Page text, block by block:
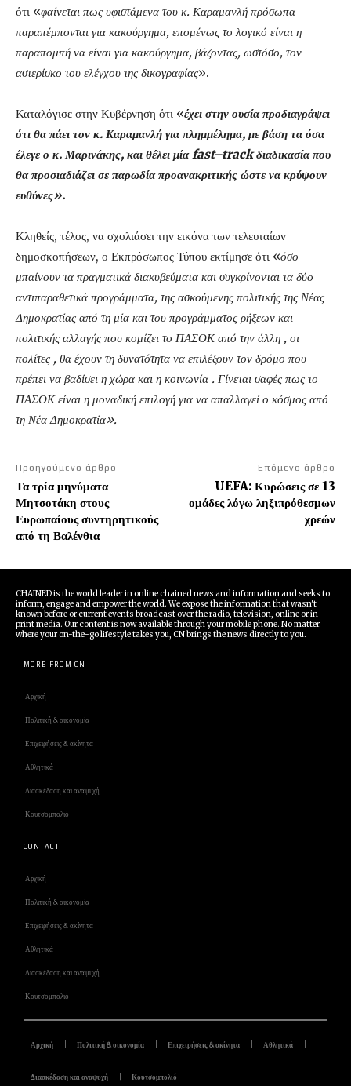
ότι «φαίνεται πως υφιστάμενα του κ. Καραμανλή πρόσωπα
παραπέμπονται για κακούργημα, επομένως το λογικό είναι η
παραπομπή να είναι για κακούργημα, βάζοντας, ωστόσο, τον
αστερίσκο του ελέγχου της δικογραφίας».
Καταλόγισε στην Κυβέρνηση ότι «έχει στην ουσία προδιαγράψει
ότι θα πάει τον κ. Καραμανλή για πλημμέλημα, με βάση τα όσα
έλεγε ο κ. Μαρινάκης, και θέλει μίαfast–trackδιαδικασία που
θα προσιαδιάζει σε παρωδία προανακριτικής ώστε να κρύψουν
ευθύνες».
Κληθείς, τέλος, να σχολιάσει την εικόνα των τελευταίων
δημοσκοπήσεων, ο Εκπρόσωπος Τύπου εκτίμησε ότι «όσο
μπαίνουν τα πραγματικά διακυβεύματα και συγκρίνονται τα δύο
αντιπαραθετικά προγράμματα, της ασκούμενης πολιτικής της Νέας
Δημοκρατίας από τη μία και του προγράμματος ρήξεων και
πολιτικής αλλαγής που κομίζει το ΠΑΣΟΚ από την άλλη , οι
πολίτες , θα έχουν τη δυνατότητα να επιλέξουν τον δρόμο που
πρέπει να βαδίσει η χώρα και η κοινωνία . Γίνεται σαφές πως το
ΠΑΣΟΚ είναι η μοναδική επιλογή για να απαλλαγεί ο κόσμος από
τη Νέα Δημοκρατία».
Προηγούμενο άρθρο
Τα τρία μηνύματα
Μητσοτάκη στους
Ευρωπαίους συντηρητικούς
από τη Βαλένθια
Επόμενο άρθρο
UEFA: Κυρώσεις σε 13
ομάδες λόγω ληξιπρόθεσμων
χρεών
CHAINED is the world leader in online chained news and information and seeks to
inform, engage and empower the world. We expose the information that wasn't
known before or current events broadcast over the radio, television, online or in
print media. Our content is now available through your mobile phone. No matter
where your on-the-go lifestyle takes you, CN brings the news directly to you.
MORE FROM CN
Αρχική
Πολιτική & οικονομία
Επιχειρήσεις & ακίνητα
Αθλητικά
Διασκέδαση και αναψυχή
Κουτσομπολιό
CONTACT
Αρχική
Πολιτική & οικονομία
Επιχειρήσεις & ακίνητα
Αθλητικά
Διασκέδαση και αναψυχή
Κουτσομπολιό
Αρχική Πολιτική & οικονομία Επιχειρήσεις & ακίνητα Αθλητικά
Διασκέδαση και αναψυχή Κουτσομπολιό